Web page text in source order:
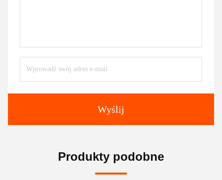
Wyślij
Produkty podobne